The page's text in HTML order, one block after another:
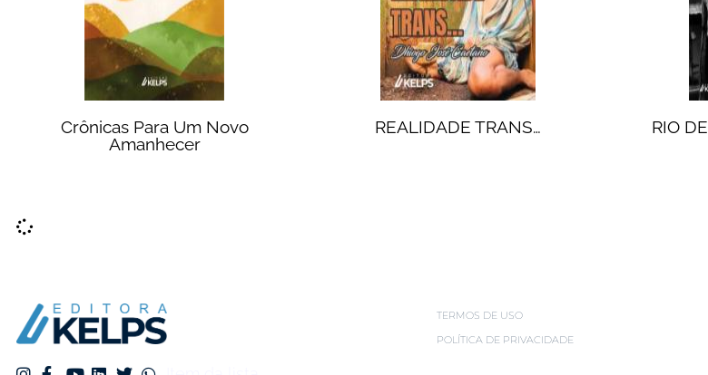
Crônicas Para Um Novo
Amanhecer
REALIDADE TRANS… RIO
TERMOS DE USO
POLÍTICA DE PRIVACIDADE